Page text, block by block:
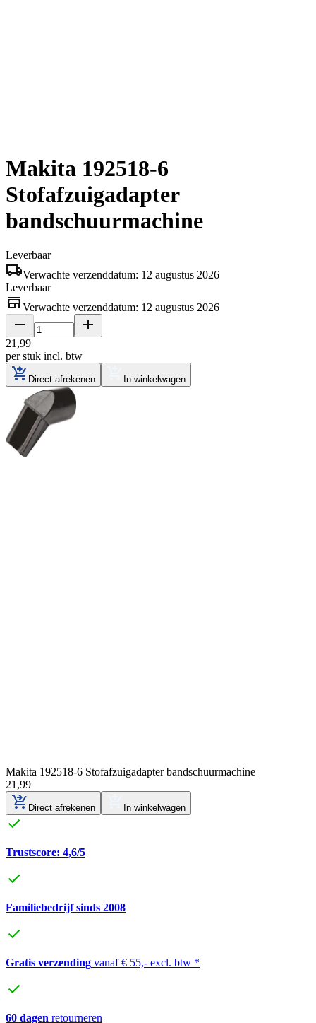
Makita 192518-6
Stofafzuigadapter
bandschuurmachine
Leverbaar
Verwachte verzenddatum: 12 augustus 2026
Leverbaar
Verwachte verzenddatum: 12 augustus 2026
21 ,99
per stuk incl. btw
Direct afrekenen In winkelwagen
Makita 192518-6 Stofafzuigadapter bandschuurmachine
21 ,99
Direct afrekenen In winkelwagen
Trustscore: 4,6/5
Familiebedrijf sinds 2008
Gratis verzending vanaf € 55,- excl. btw *
60 dagen retourneren